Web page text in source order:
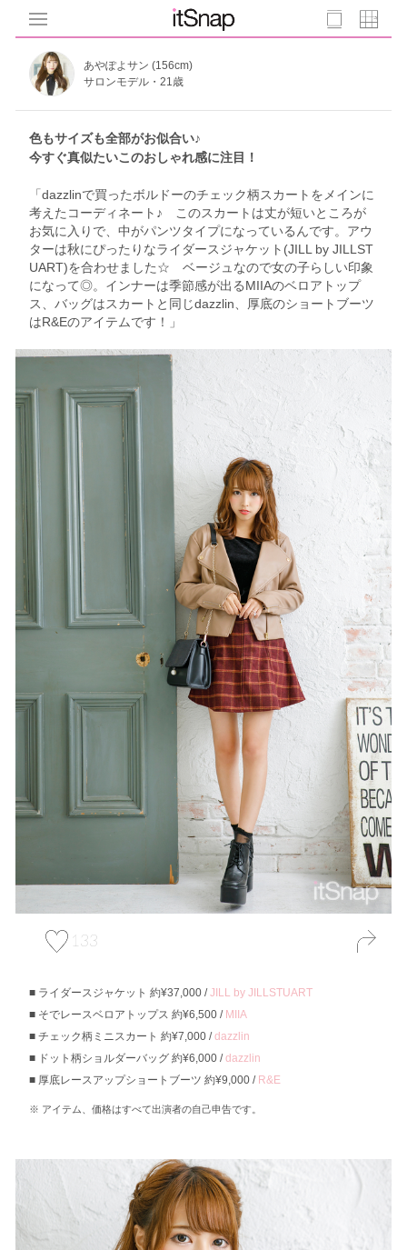
あやぽよサン (156cm)
サロンモデル・21歳
色もサイズも全部がお似合い♪
今すぐ真似たいこのおしゃれ感に注目！
「dazzlinで買ったボルドーのチェック柄スカートをメインに
考えたコーディネート♪ このスカートは丈が短いところが
お気に入りで、中がパンツタイプになっているんです。アウ
ターは秋にぴったりなライダースジャケット(JILL by JILLST
UART)を合わせました☆ ベージュなので女の子らしい印象
になって◎。インナーは季節感が出るMIIAのベロアトップ
ス、バッグはスカートと同じdazzlin、厚底のショートブーツ
はR&Eのアイテムです！」
133
ライダースジャケット 約¥37,000 /JILL by JILLSTUART
そでレースベロアトップス 約¥6,500 / MIIA
チェック柄ミニスカート 約¥7,000 /dazzlin
ドット柄ショルダーバッグ 約¥6,000 /dazzlin
厚底レースアップショートブーツ 約¥9,000 / R&E
アイテム、価格はすべて出演者の自己申告です。